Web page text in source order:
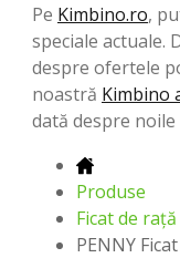
Pe Kimbino.ro,
speciale actuale.
despre ofertele
noastră Kimbino
dată despre
Produse
Ficat de rață
PENNY